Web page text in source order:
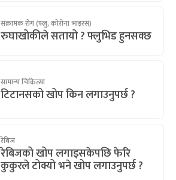
संक्रामक रोग (फ्लु, कोरोना भाइरस)
रुघाखोकीले सतायो ? फ्लुभिड हुनसक्छ
सामान्य चिकित्सा
टिटानसको खोप किन लगाउनुपर्छ ?
रेबिज
रेबिजको खोप लगाइसकेपछि फेरि
कुकुरले टोक्यो भने खोप लगाउनुपर्छ ?